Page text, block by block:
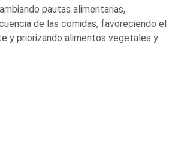
pautas alimentarias,
de las comidas, favoreciendo el
y priorizando alimentos vegetales y